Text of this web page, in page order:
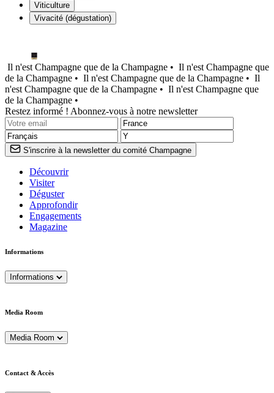
Viticulture
Vivacité (dégustation)
Il n'est Champagne que de la Champagne • Il n'est Champagne que
de la Champagne • Il n'est Champagne que de la Champagne • Il
n'est Champagne que de la Champagne • Il n'est Champagne que
de la Champagne •
Restez informé ! Abonnez-vous à notre newsletter
S'inscrire à la newsletter du comité Champagne
Découvrir
Visiter
Déguster
Approfondir
Engagements
Magazine
Informations
Informations
Media Room
Media Room
Contact & Accès